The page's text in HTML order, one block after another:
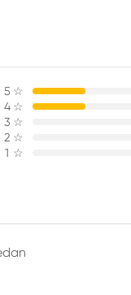
5 ☆
4 ☆
3 ☆
2 ☆
1 ☆